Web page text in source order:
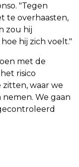
"Tegen
te overhaasten,
zou hij
hij zich voelt."
met de
risico
waar we
nemen. We gaan